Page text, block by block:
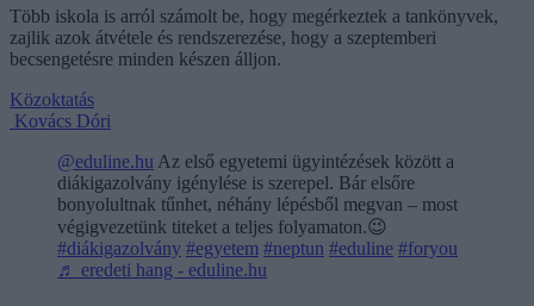
Több iskola is arról számolt be, hogy megérkeztek a tankönyvek,
zajlik azok átvétele és rendszerezése, hogy a szeptemberi
becsengetésre minden készen álljon.
Közoktatás
Kovács Dóri
@eduline.hu Az első egyetemi ügyintézések között a
diákigazolvány igénylése is szerepel. Bár elsőre
bonyolultnak tűnhet, néhány lépésből megvan – most
végigvezetünk titeket a teljes folyamaton.😉
#diákigazolvány #egyetem #neptun #eduline #foryou
♬ eredeti hang - eduline.hu